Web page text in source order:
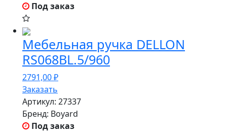
Под заказ
Мебельная ручка DELLON
RS068BL.5/960
2791,00₽
Заказать
Артикул: 27337
Бренд: Boyard
Под заказ